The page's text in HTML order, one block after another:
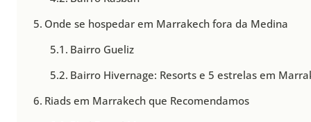
Onde se hospedar em Marrakech fora da Medina
Bairro Gueliz
Bairro Hivernage: Resorts e 5 estrelas em
Riads em Marrakech que Recomendamos